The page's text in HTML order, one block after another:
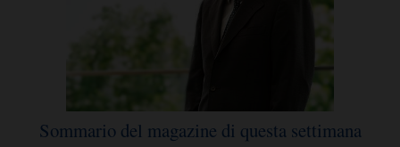
Sommario del magazine di questa settimana